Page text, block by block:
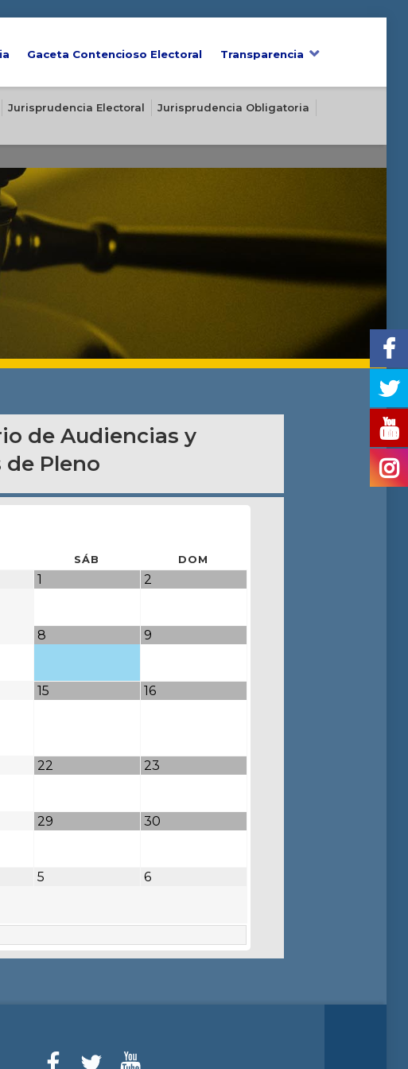
Gaceta Contencioso Electoral Transparencia
Jurisprudencia Electoral
Jurisprudencia Obligatoria
de Audiencias y
de Pleno
SÁB DOM
1 2
8 9
15 16
22 23
29 30
5 6